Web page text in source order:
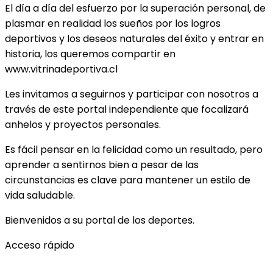
El día a día del esfuerzo por la superación personal, de
plasmar en realidad los sueños por los logros
deportivos y los deseos naturales del éxito y entrar en
historia, los queremos compartir en
www.vitrinadeportiva.cl
Les invitamos a seguirnos y participar con nosotros a
través de este portal independiente que focalizará
anhelos y proyectos personales.
Es fácil pensar en la felicidad como un resultado, pero
aprender a sentirnos bien a pesar de las
circunstancias es clave para mantener un estilo de
vida saludable.
Bienvenidos a su portal de los deportes.
Acceso rápido